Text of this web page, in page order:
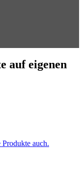
auf eigenen